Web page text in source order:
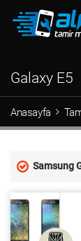
Galaxy E5
Anasayfa
Samsung